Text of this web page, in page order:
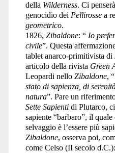
della Wilderness. Ci
genocidio dei Pellirossea
geometrico.
1826, Zibaldone: “ Io
civile”. Questa
tablet anarco-primitivista di
articolo della rivista Green
Leopardi nello Zibaldone, “
stato di sapienza, di
natura”. Pare un
Sette Sapientidi Plutarco,
sapiente “barbaro”, il
selvaggio è l’essere più
Zibaldone, osserva poi,
come Celso (II secolo